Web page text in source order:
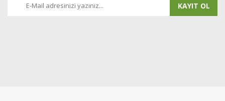
KAYIT OL